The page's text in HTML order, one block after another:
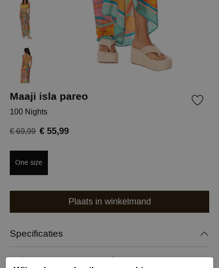
Maaji isla pareo
100 Nights
€ 69,99 € 55,99
One size
Plaats in winkelmand
Specificaties
Merk
Maaji